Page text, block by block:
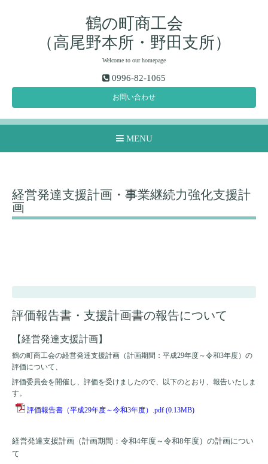
鶴の町商工会
（高尾野本所・野田支所）
Welcome to our homepage
0996-82-1065
お問い合わせ
MENU
経営発達支援計画・事業継続力強化支援計
画
評価報告書・支援計画書の報告について
【経営発達支援計画】
鶴の町商工会の経営発達支援計画（計画期間：平成29年度～令和3年度）の
評価について、
評価委員会を開催し、評価を受けましたので、以下のとおり、報告いたしま
す。
評価報告書（平成29年度～令和3年度）.pdf (0.13MB)
経営発達支援計画（計画期間：令和4年度～令和8年度）の計画につい
て